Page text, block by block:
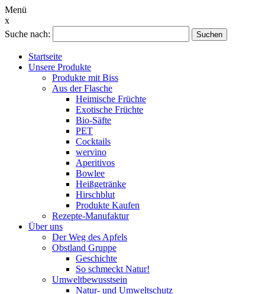
Menü
x
Suche nach:
Suchen
Startseite
Unsere Produkte
Produkte mit Biss
Aus der Flasche
Heimische Früchte
Exotische Früchte
Bio-Säfte
PET
Cocktails
wervino
Aperitivos
Bowlee
Heißgetränke
Hirschblut
Produkte Kaufen
Rezepte-Manufaktur
Über uns
Der Weg des Apfels
Obstland Gruppe
Geschichte
So schmeckt Natur!
Umweltbewusstsein
Natur- und Umweltschutz